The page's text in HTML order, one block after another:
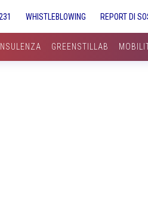
WHISTLEBLOWING REPORT DI
GREENSTILLAB